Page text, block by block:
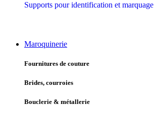
Supports pour identification et marquage
Maroquinerie
Fournitures de couture
Brides, courroies
Bouclerie & métallerie